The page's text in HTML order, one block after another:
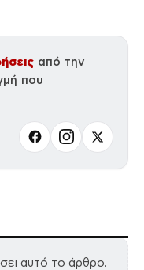
από την
που
αυτό το άρθρο.